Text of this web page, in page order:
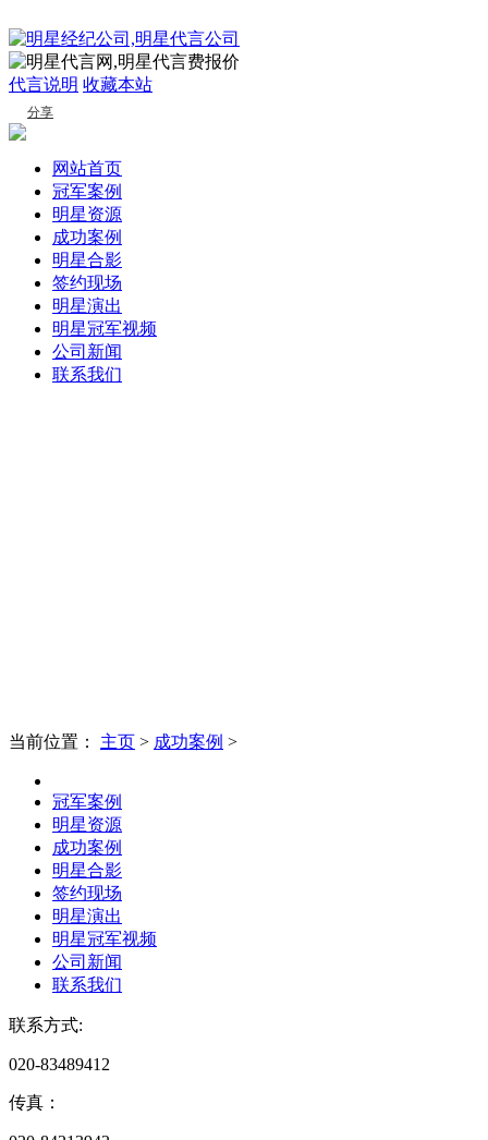
代言说明 收藏本站
分享
网站首页
冠军案例
明星资源
成功案例
明星合影
签约现场
明星演出
明星冠军视频
公司新闻
联系我们
当前位置： 主页 > 成功案例 >
冠军案例
明星资源
成功案例
明星合影
签约现场
明星演出
明星冠军视频
公司新闻
联系我们
联系方式:
020-83489412
传真：